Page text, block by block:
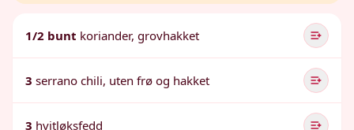
1/2 bunt koriander, grovhakket
3 serrano chili, uten frø og hakket
3 hvitløksfedd